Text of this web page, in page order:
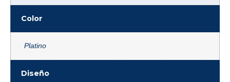
Color
Platino
Diseño